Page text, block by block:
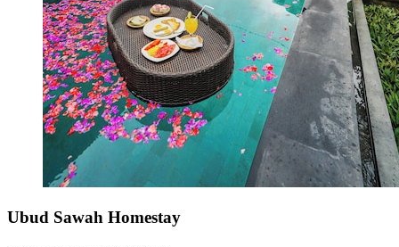
Ubud Sawah Homestay